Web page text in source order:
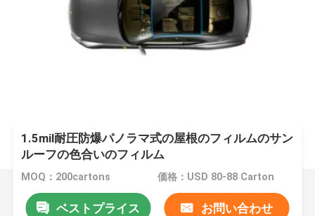
1.5mil耐圧防爆パノラマ式の屋根のフィルムのサン
ルーフの色合いのフィルム
MOQ：200cartons 価格：USD 80-88 Carton
ベストプライス お問い合わせ